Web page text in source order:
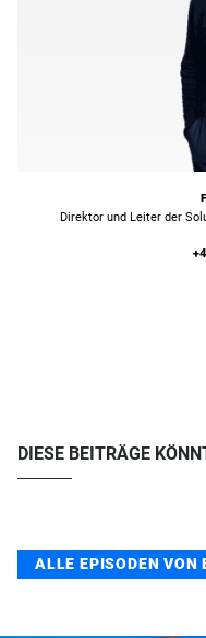
Direktor und Leiter der
DIESE BEITRÄGE
ALLE EPISODEN VON